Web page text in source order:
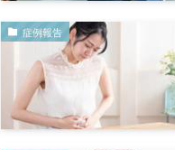
症例報告